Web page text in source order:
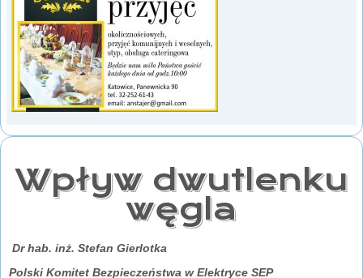
Wpływ dwutlenku
węgla
Dr hab. inż. Stefan Gierlotka
Polski Komitet Bezpieczeństwa w Elektryce SEP